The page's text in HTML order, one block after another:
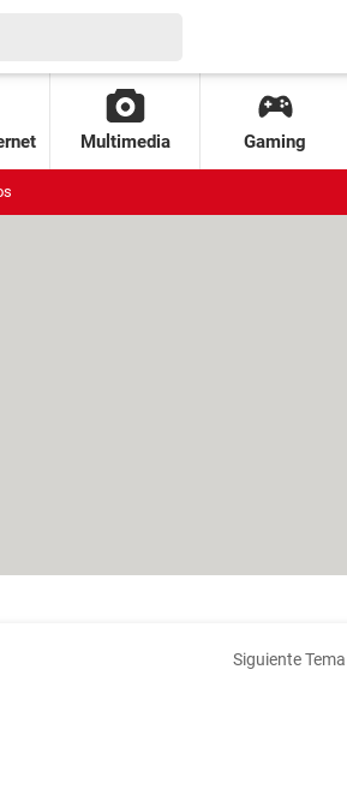
Multimedia Gaming
Siguiente Tema